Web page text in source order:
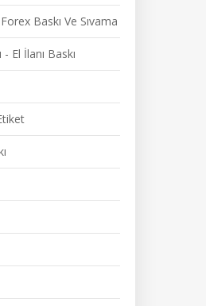
Baskı Ve Sıvama
El İlanı Baskı